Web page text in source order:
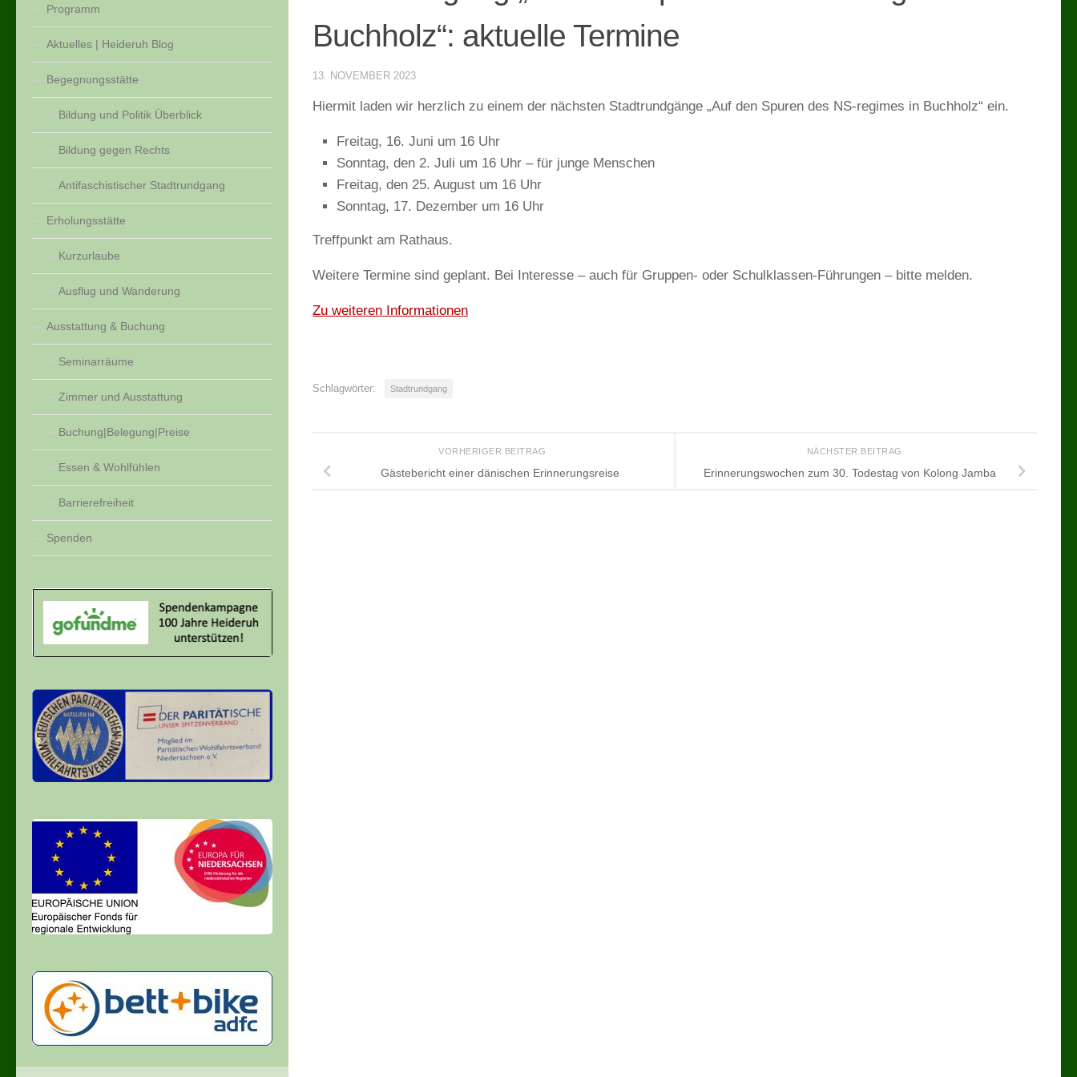
Buchholz“: aktuelle Termine
13. NOVEMBER 2023
Hiermit laden wir herzlich zu einem der nächsten Stadtrundgänge „Auf den Spuren des NS-regimes in Buchholz“ ein.
Freitag, 16. Juni um 16 Uhr
Sonntag, den 2. Juli um 16 Uhr – für junge Menschen
Freitag, den 25. August um 16 Uhr
Sonntag, 17. Dezember um 16 Uhr
Treffpunkt am Rathaus.
Weitere Termine sind geplant. Bei Interesse – auch für Gruppen- oder Schulklassen-Führungen – bitte melden.
Zu weiteren Informationen
Schlagwörter: Stadtrundgang
NÄCHSTER BEITRAG
Erinnerungswochen zum 30. Todestag von Kolong Jamba
VORHERIGER BEITRAG
Gästebericht einer dänischen Erinnerungsreise
Programm
Aktuelles | Heideruh Blog
Begegnungsstätte
Bildung und Politik Überblick
Bildung gegen Rechts
Antifaschistischer Stadtrundgang
Erholungsstätte
Kurzurlaube
Ausflug und Wanderung
Ausstattung & Buchung
Seminarräume
Zimmer und Ausstattung
Buchung|Belegung|Preise
Essen & Wohlfühlen
Barrierefreiheit
Spenden